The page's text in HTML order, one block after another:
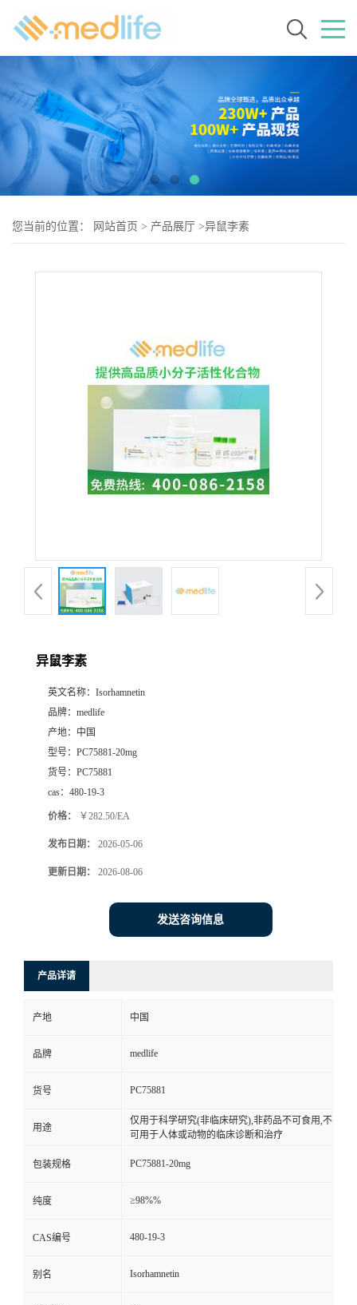
您当前的位置： 网站首页 > 产品展厅 >异鼠李素
异鼠李素
英文名称： Isorhamnetin
品牌： medlife
产地： 中国
型号： PC75881-20mg
货号： PC75881
cas： 480-19-3
价格： ￥282.50/EA
发布日期： 2026-05-06
更新日期： 2026-08-06
发送咨询信息
产品详请
产地 中国
品牌 medlife
货号 PC75881
用途
仅用于科学研究(非临床研究),非药品不可食用,不
可用于人体或动物的临床诊断和治疗
包装规格 PC75881-20mg
纯度 ≥98%%
CAS编号 480-19-3
别名 Isorhamnetin